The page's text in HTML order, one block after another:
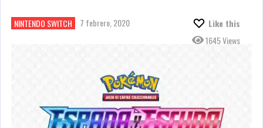
NINTENDO SWITCH 7 febrero, 2020
Like this
1645 Views